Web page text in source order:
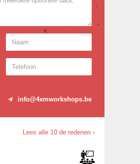
info@4xmworkshops.be
Lees alle 10 de redenen ›
oud én elk niveau, van 10 tot